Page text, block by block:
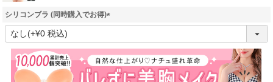
シリコンブラ (同時購入でお得)
(
須
)